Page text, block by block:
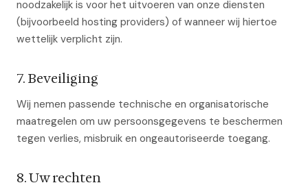
noodzakelijk is voor het uitvoeren van onze diensten
(bijvoorbeeld hosting providers) of wanneer wij hiertoe
wettelijk verplicht zijn.
7. Beveiliging
Wij nemen passende technische en organisatorische
maatregelen om uw persoonsgegevens te beschermen
tegen verlies, misbruik en ongeautoriseerde toegang.
8. Uw rechten